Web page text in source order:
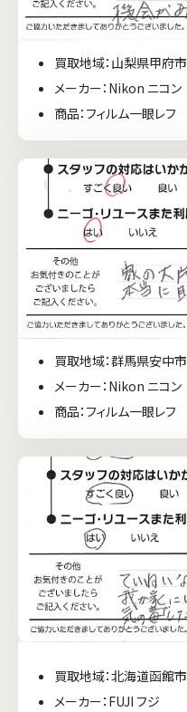
買取地域：山梨県甲府市
メーカー：Nikon ニコン
商品：フィルム一眼レフ
買取地域：群馬県安中市
メーカー：Nikon ニコン
商品：フィルム一眼レフ
買取地域：北海道函館市
メーカー：FUJI フジ